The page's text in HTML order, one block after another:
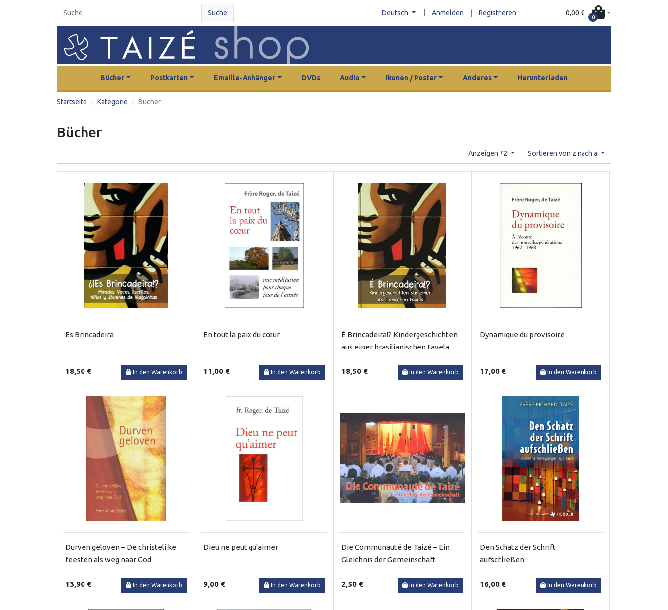
Suche Deutsch Anmelden Registrieren 0,00 €
0
Bücher Postkarten Emaille-Anhänger DVDs Audio Ikonen / Poster Anderes Herunterladen
Startseite Kategorie Bücher
Bücher
Anzeigen 72 Sortieren von z nach a
Es Brincadeira
18,50 € In den Warenkorb
En tout la paix du cœur
11,00 € In den Warenkorb
É Brincadeira!? Kindergeschichten
aus einer brasilianischen Favela
18,50 € In den Warenkorb
Dynamique du provisoire
17,00 € In den Warenkorb
Durven geloven – De christelijke
feesten als weg naar God
13,90 € In den Warenkorb
Dieu ne peut qu'aimer
9,00 € In den Warenkorb
Die Communauté de Taizé – Ein
Gleichnis der Gemeinschaft
2,50 € In den Warenkorb
Den Schatz der Schrift
aufschließen
16,00 € In den Warenkorb